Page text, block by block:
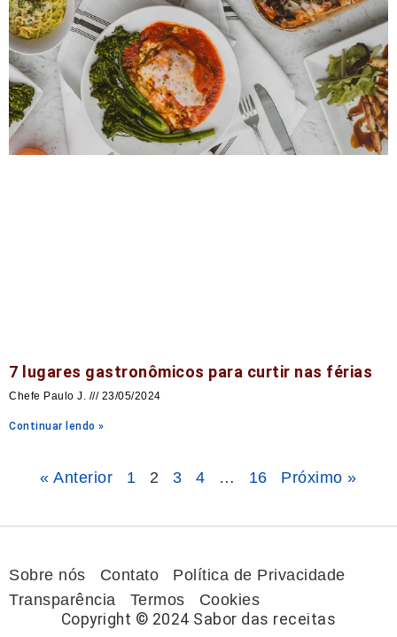
7 lugares gastronômicos para curtir nas férias
Chefe Paulo J. 23/05/2024
Continuar lendo »
« Anterior 1 2 3 4 … 16 Próximo »
Sobre nós Contato
Política de Privacidade
Transparência
Termos
Cookies
Copyright © 2024 Sabor das receitas